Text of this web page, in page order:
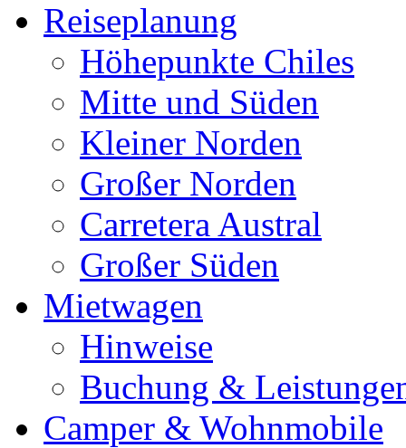
Reiseplanung
Höhepunkte Chiles
Mitte und Süden
Kleiner Norden
Großer Norden
Carretera Austral
Großer Süden
Mietwagen
Hinweise
Buchung &
Camper & Wohnmobile